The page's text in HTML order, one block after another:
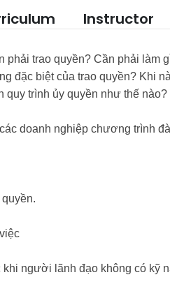
Instructor
phải trao quyền? Cần phải làm
đặc biệt của trao quyền? Khi
quy trình ủy quyền như thế nào?
doanh nghiệp chương trình
khi người lãnh đạo không có kỹ